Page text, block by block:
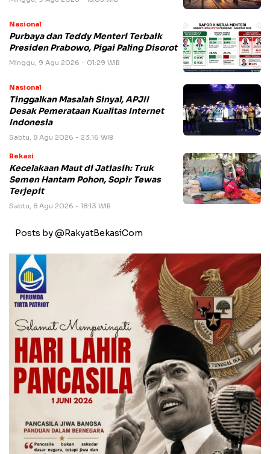
Nasional
Purbaya dan Teddy Menteri Terbaik
Presiden Prabowo, Pigai Paling Disorot
Minggu, 9 Agu 2026 - 01:29 WIB
Nasional
Tinggalkan Masalah Sinyal, APJII
Desak Pemerataan Kualitas Internet
Indonesia
Sabtu, 8 Agu 2026 - 23:16 WIB
Bekasi
Kecelakaan Maut di Jatiasih: Truk
Semen Hantam Pohon, Sopir Tewas
Terjepit
Sabtu, 8 Agu 2026 - 18:13 WIB
Posts by @RakyatBekasiCom